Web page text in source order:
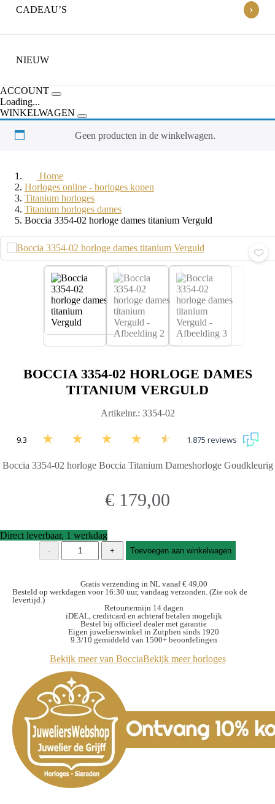
CADEAU’S ›
NIEUW
ACCOUNT
Loading...
WINKELWAGEN
Geen producten in de winkelwagen.
Home
Horloges online - horloges kopen
Titanium horloges
Titanium horloges dames
Boccia 3354-02 horloge dames titanium Verguld
BOCCIA 3354-02 HORLOGE DAMES
TITANIUM VERGULD
Artikelnr.: 3354-02
9.3 1.875 reviews
Boccia 3354-02 horloge Boccia Titanium Dameshorloge Goudkleurig
€ 179,00
Direct leverbaar, 1 werkdag
-
Boccia
3354-
horloge
dames
Verguld
aantal
+ Toevoegen aan winkelwagen
Gratis verzending in NL vanaf € 49,00
Besteld op werkdagen voor 16:30 uur, vandaag verzonden. (Zie ook de
levertijd.)
Retourtermijn 14 dagen
iDEAL, creditcard en achteraf betalen mogelijk
Bestel bij officieel dealer met garantie
Eigen juwelierswinkel in Zutphen sinds 1920
9.3/10 gemiddeld van 1500+ beoordelingen
Bekijk meer van BocciaBekijk meer horloges